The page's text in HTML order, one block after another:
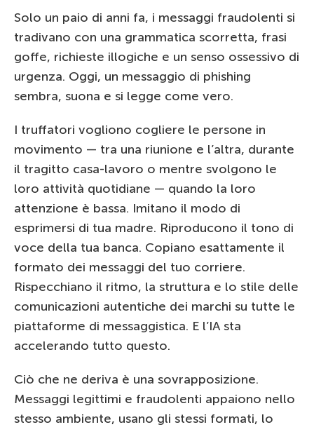
Solo un paio di anni fa, i messaggi fraudolenti si
tradivano con una grammatica scorretta, frasi
goffe, richieste illogiche e un senso ossessivo di
urgenza. Oggi, un messaggio di phishing
sembra, suona e si legge come vero.
I truffatori vogliono cogliere le persone in
movimento — tra una riunione e l’altra, durante
il tragitto casa-lavoro o mentre svolgono le
loro attività quotidiane — quando la loro
attenzione è bassa. Imitano il modo di
esprimersi di tua madre. Riproducono il tono di
voce della tua banca. Copiano esattamente il
formato dei messaggi del tuo corriere.
Rispecchiano il ritmo, la struttura e lo stile delle
comunicazioni autentiche dei marchi su tutte le
piattaforme di messaggistica. E l’IA sta
accelerando tutto questo.
Ciò che ne deriva è una sovrapposizione.
Messaggi legittimi e fraudolenti appaiono nello
stesso ambiente, usano gli stessi formati, lo